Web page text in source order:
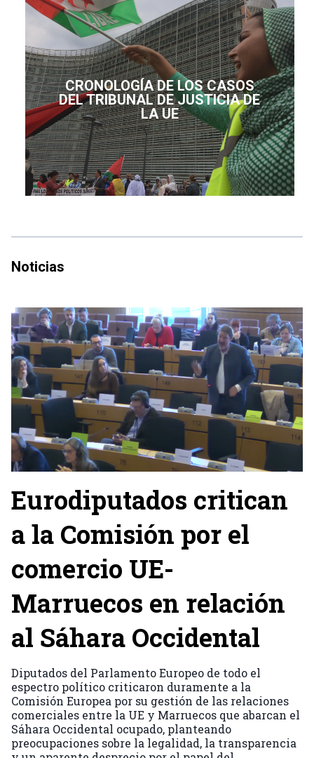
CRONOLOGÍA DE LOS CASOS
DEL TRIBUNAL DE JUSTICIA DE
LA UE
Noticias
Eurodiputados critican
a la Comisión por el
comercio UE-
Marruecos en relación
al Sáhara Occidental
Diputados del Parlamento Europeo de todo el
espectro político criticaron duramente a la
Comisión Europea por su gestión de las relaciones
comerciales entre la UE y Marruecos que abarcan el
Sáhara Occidental ocupado, planteando
preocupaciones sobre la legalidad, la transparencia